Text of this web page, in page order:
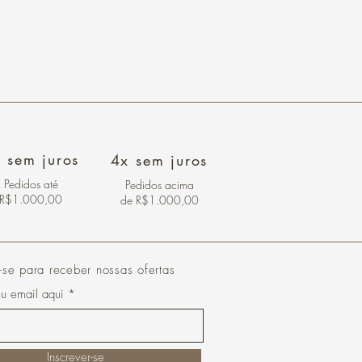
sem juros
Pedidos até
R$1.000,00
4x sem juros
Pedidos acima
de R$1.000,00
para receber nossas ofertas
email aqui
Inscrever-se